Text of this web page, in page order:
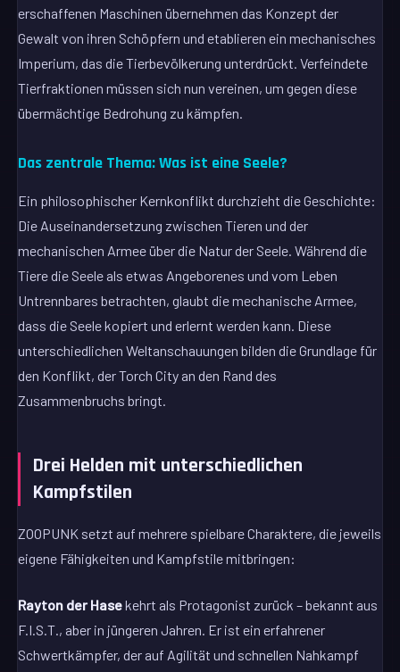
erschaffenen Maschinen übernehmen das Konzept der
Gewalt von ihren Schöpfern und etablieren ein mechanisches
Imperium, das die Tierbevölkerung unterdrückt. Verfeindete
Tierfraktionen müssen sich nun vereinen, um gegen diese
übermächtige Bedrohung zu kämpfen.
Das zentrale Thema: Was ist eine Seele?
Ein philosophischer Kernkonflikt durchzieht die Geschichte:
Die Auseinandersetzung zwischen Tieren und der
mechanischen Armee über die Natur der Seele. Während die
Tiere die Seele als etwas Angeborenes und vom Leben
Untrennbares betrachten, glaubt die mechanische Armee,
dass die Seele kopiert und erlernt werden kann. Diese
unterschiedlichen Weltanschauungen bilden die Grundlage für
den Konflikt, der Torch City an den Rand des
Zusammenbruchs bringt.
Drei Helden mit unterschiedlichen
Kampfstilen
ZOOPUNK setzt auf mehrere spielbare Charaktere, die jeweils
eigene Fähigkeiten und Kampfstile mitbringen:
Rayton der Hasekehrt als Protagonist zurück – bekannt aus
F.I.S.T., aber in jüngeren Jahren. Er ist ein erfahrener
Schwertkämpfer, der auf Agilität und schnellen Nahkampf